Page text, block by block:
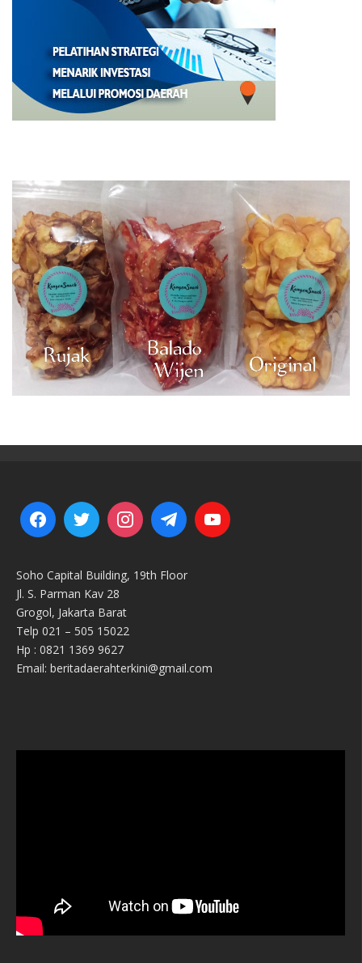
Soho Capital Building, 19th Floor
Jl. S. Parman Kav 28
Grogol, Jakarta Barat
Telp 021 – 505 15022
Hp : 0821 1369 9627
Email: beritadaerahterkini@gmail.com